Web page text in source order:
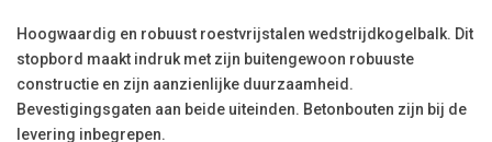
Hoogwaardig en robuust roestvrijstalen wedstrijdkogelbalk. Dit
stopbord maakt indruk met zijn buitengewoon robuuste
constructie en zijn aanzienlijke duurzaamheid.
Bevestigingsgaten aan beide uiteinden. Betonbouten zijn bij de
levering inbegrepen.